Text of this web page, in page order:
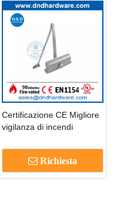
Certificazione CE Migliore
vigilanza di incendi
esterna Closer-DDDC018
Richiesta